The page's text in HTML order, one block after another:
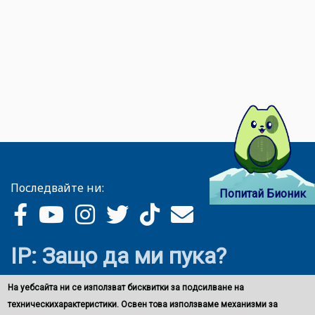
Попитай Бионик
Последвайте ни:
IP: Защо да ми пука?
На уебсайта ни се използват бисквитки за подсилване на
техническихарактеристики. Освен това използваме механизми за